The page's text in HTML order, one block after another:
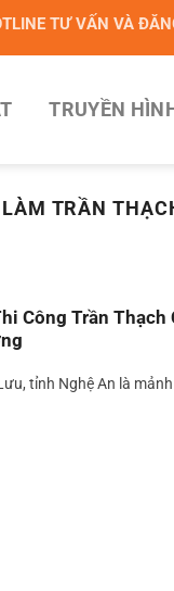
TƯ VẤN VÀ
TRUYỀN
TRẦN
Công Trần Thạch
tỉnh Nghệ An là